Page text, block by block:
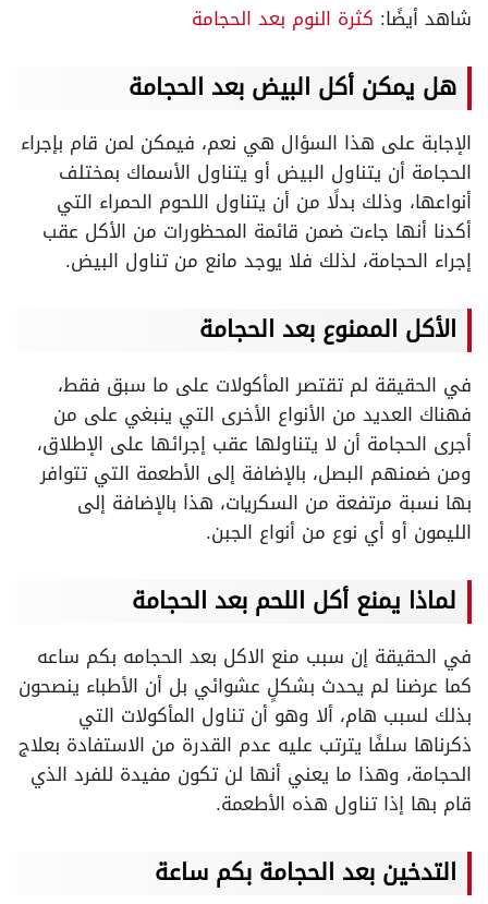
شاهد أيضًا: كثرة النوم بعد الحجامة
هل يمكن أكل البيض بعد الحجامة
الإجابة على هذا السؤال هي نعم، فيمكن لمن قام بإجراء
الحجامة أن يتناول البيض أو يتناول الأسماك بمختلف
أنواعها، وذلك بدلًا من أن يتناول اللحوم الحمراء التي
أكدنا أنها جاءت ضمن قائمة المحظورات من الأكل عقب
إجراء الحجامة، لذلك فلا يوجد مانع من تناول البيض.
الأكل الممنوع بعد الحجامة
في الحقيقة لم تقتصر المأكولات على ما سبق فقط،
فهناك العديد من الأنواع الأخرى التي ينبغي على من
أجرى الحجامة أن لا يتناولها عقب إجرائها على الإطلاق،
ومن ضمنهم البصل، بالإضافة إلى الأطعمة التي تتوافر
بها نسبة مرتفعة من السكريات، هذا بالإضافة إلى
الليمون أو أي نوع من أنواع الجبن.
لماذا يمنع أكل اللحم بعد الحجامة
في الحقيقة إن سبب منع الاكل بعد الحجامه بكم ساعه
كما عرضنا لم يحدث بشكلٍ عشوائي بل أن الأطباء ينصحون
بذلك لسبب هام، ألا وهو أن تناول المأكولات التي
ذكرناها سلفًا يترتب عليه عدم القدرة من الاستفادة بعلاج
الحجامة، وهذا ما يعني أنها لن تكون مفيدة للفرد الذي
قام بها إذا تناول هذه الأطعمة.
التدخين بعد الحجامة بكم ساعة